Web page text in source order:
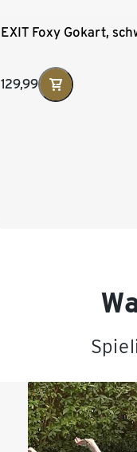
EXIT Foxy Gokart,
129,99